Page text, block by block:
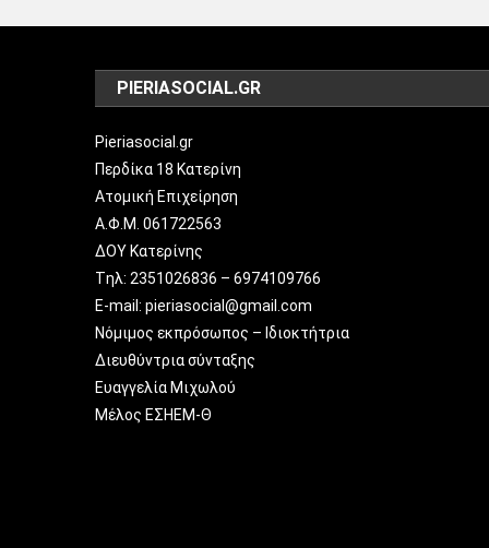
PIERIASOCIAL.GR
Pieriasocial.gr
Περδίκα 18 Κατερίνη
Ατομική Επιχείρηση
Α.Φ.Μ. 061722563
ΔΟΥ Κατερίνης
Tηλ: 2351026836 – 6974109766
E-mail: pieriasocial@gmail.com
Νόμιμος εκπρόσωπος – Ιδιοκτήτρια
Διευθύντρια σύνταξης
Ευαγγελία Μιχωλού
Μέλος ΕΣΗΕΜ-Θ